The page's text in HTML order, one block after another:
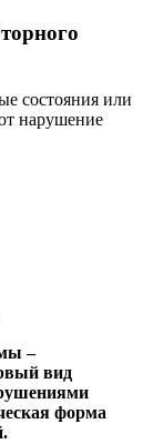
состояния или
нарушение
–
вид
форма